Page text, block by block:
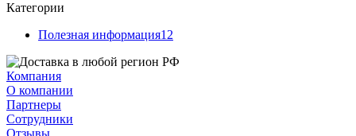
Категории
Полезная информация12
Компания
О компании
Партнеры
Сотрудники
Отзывы